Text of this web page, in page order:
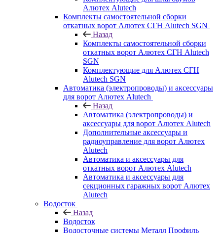
Алютех Alutech
Комплекты самостоятельной сборки
откатных ворот Алютех СГН Alutech SGN
Назад
Комплекты самостоятельной сборки
откатных ворот Алютех СГН Alutech
SGN
Комплектующие для Алютех СГН
Alutech SGN
Автоматика (электропроводы) и аксессуары
для ворот Алютех Alutech
Назад
Автоматика (электропроводы) и
аксессуары для ворот Алютех Alutech
Дополнительные аксессуары и
радиоуправление для ворот Алютех
Alutech
Автоматика и аксессуары для
откатных ворот Алютех Alutech
Автоматика и аксессуары для
секционных гаражных ворот Алютех
Alutech
Водосток
Назад
Водосток
Водосточные системы Металл Профиль